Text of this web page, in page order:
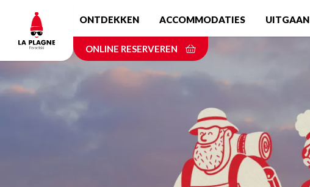
content
ONTDEKKEN ACCOMMODATIES UITGAAN
ONLINE RESERVEREN